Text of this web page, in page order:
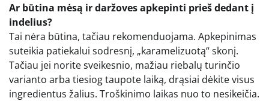
Ar būtina mėsą ir daržoves apkepinti prieš dedant į
indelius?
Tai nėra būtina, tačiau rekomenduojama. Apkepinimas
suteikia patiekalui sodresnį, „karamelizuotą“ skonį.
Tačiau jei norite sveikesnio, mažiau riebalų turinčio
varianto arba tiesiog taupote laiką, drąsiai dėkite visus
ingredientus žalius. Troškinimo laikas nuo to nesikeičia.